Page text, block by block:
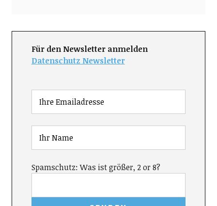
Für den Newsletter anmelden
Datenschutz Newsletter
Spamschutz: Was ist größer, 2 or 8?